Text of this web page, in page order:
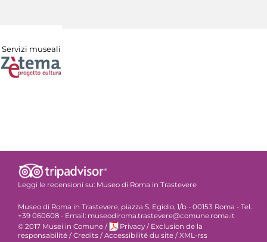
Servizi museali
Leggi le recensioni su: Museo di Roma in Trastevere
Museo di Roma in Trastevere, piazza S. Egidio, 1/b - 00153 Roma - Tel.
+39 060608 - Email: museodiroma.trastevere@comune.roma.it
© 2017 Musei in Comune / Privacy / Exclusion de la
responsabilité /Credits /Accessibilité du site /XML-rss